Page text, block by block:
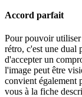
Accord parfait
Pour pouvoir
rétro, c'est une
d'accepter un
l'image peut être
convient également
vous à la fiche